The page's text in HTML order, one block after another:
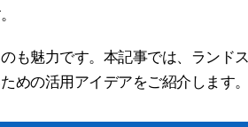
も魅力です。本記事では、ランドス
めの活用アイデアをご紹介します。